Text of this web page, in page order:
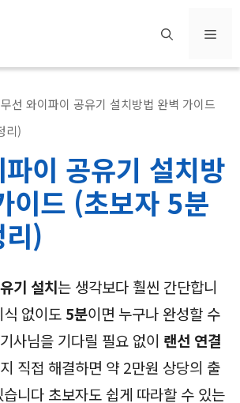
메
무선 와이파이 공유기 설치방법 완벽 가이드
리)
이 공유기 설치방
이드 (초보자 5분
)
기 설치는 생각보다 훨씬 간단합니
없이도 5분이면 누구나 완성할 수
사님을 기다릴 필요 없이 랜선 연결
직접 해결하면 약 2만원 상당의 출
니다 초보자도 쉽게 따라할 수 있는